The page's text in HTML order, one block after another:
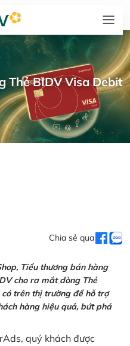
Thẻ BIDV Visa Debit
Chia sẻ qua
Tiểu thương bán hàng
cho ra mắt dòng Thẻ
trên thị trường để hỗ trợ
hàng hiệu quả, bứt phá
quý khách được